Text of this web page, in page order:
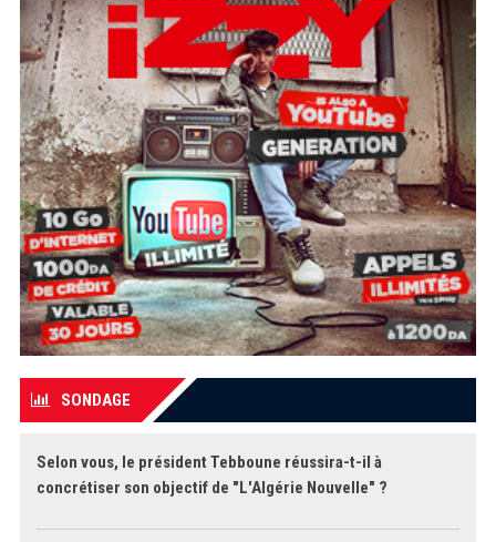
SONDAGE
Selon vous, le président Tebboune réussira-t-il à
concrétiser son objectif de "L'Algérie Nouvelle" ?